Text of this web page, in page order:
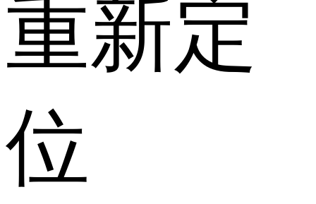
重新定
位